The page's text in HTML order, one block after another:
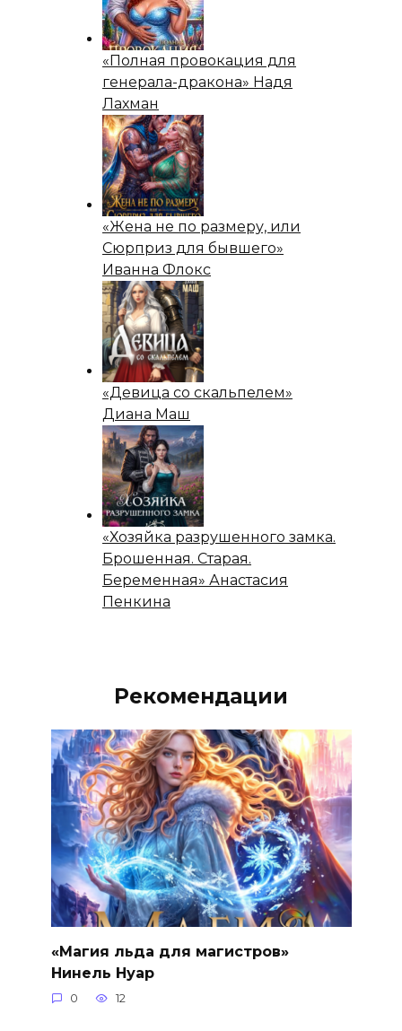
«Полная провокация для
генерала-дракона» Надя
Лахман
«Жена не по размеру, или
Сюрприз для бывшего»
Иванна Флокс
«Девица со скальпелем»
Диана Маш
«Хозяйка разрушенного замка.
Брошенная. Старая.
Беременная» Анастасия
Пенкина
Рекомендации
«Магия льда для магистров»
Нинель Нуар
0 12